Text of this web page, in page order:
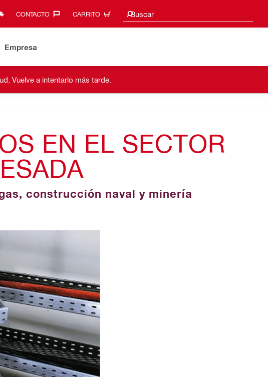
CONTACTO‎ CARRITO Buscar
Sugerencias de búsqueda
Empresa
Vuelve a intentarlo más tarde.
EN EL SECTOR
construcción naval y minería